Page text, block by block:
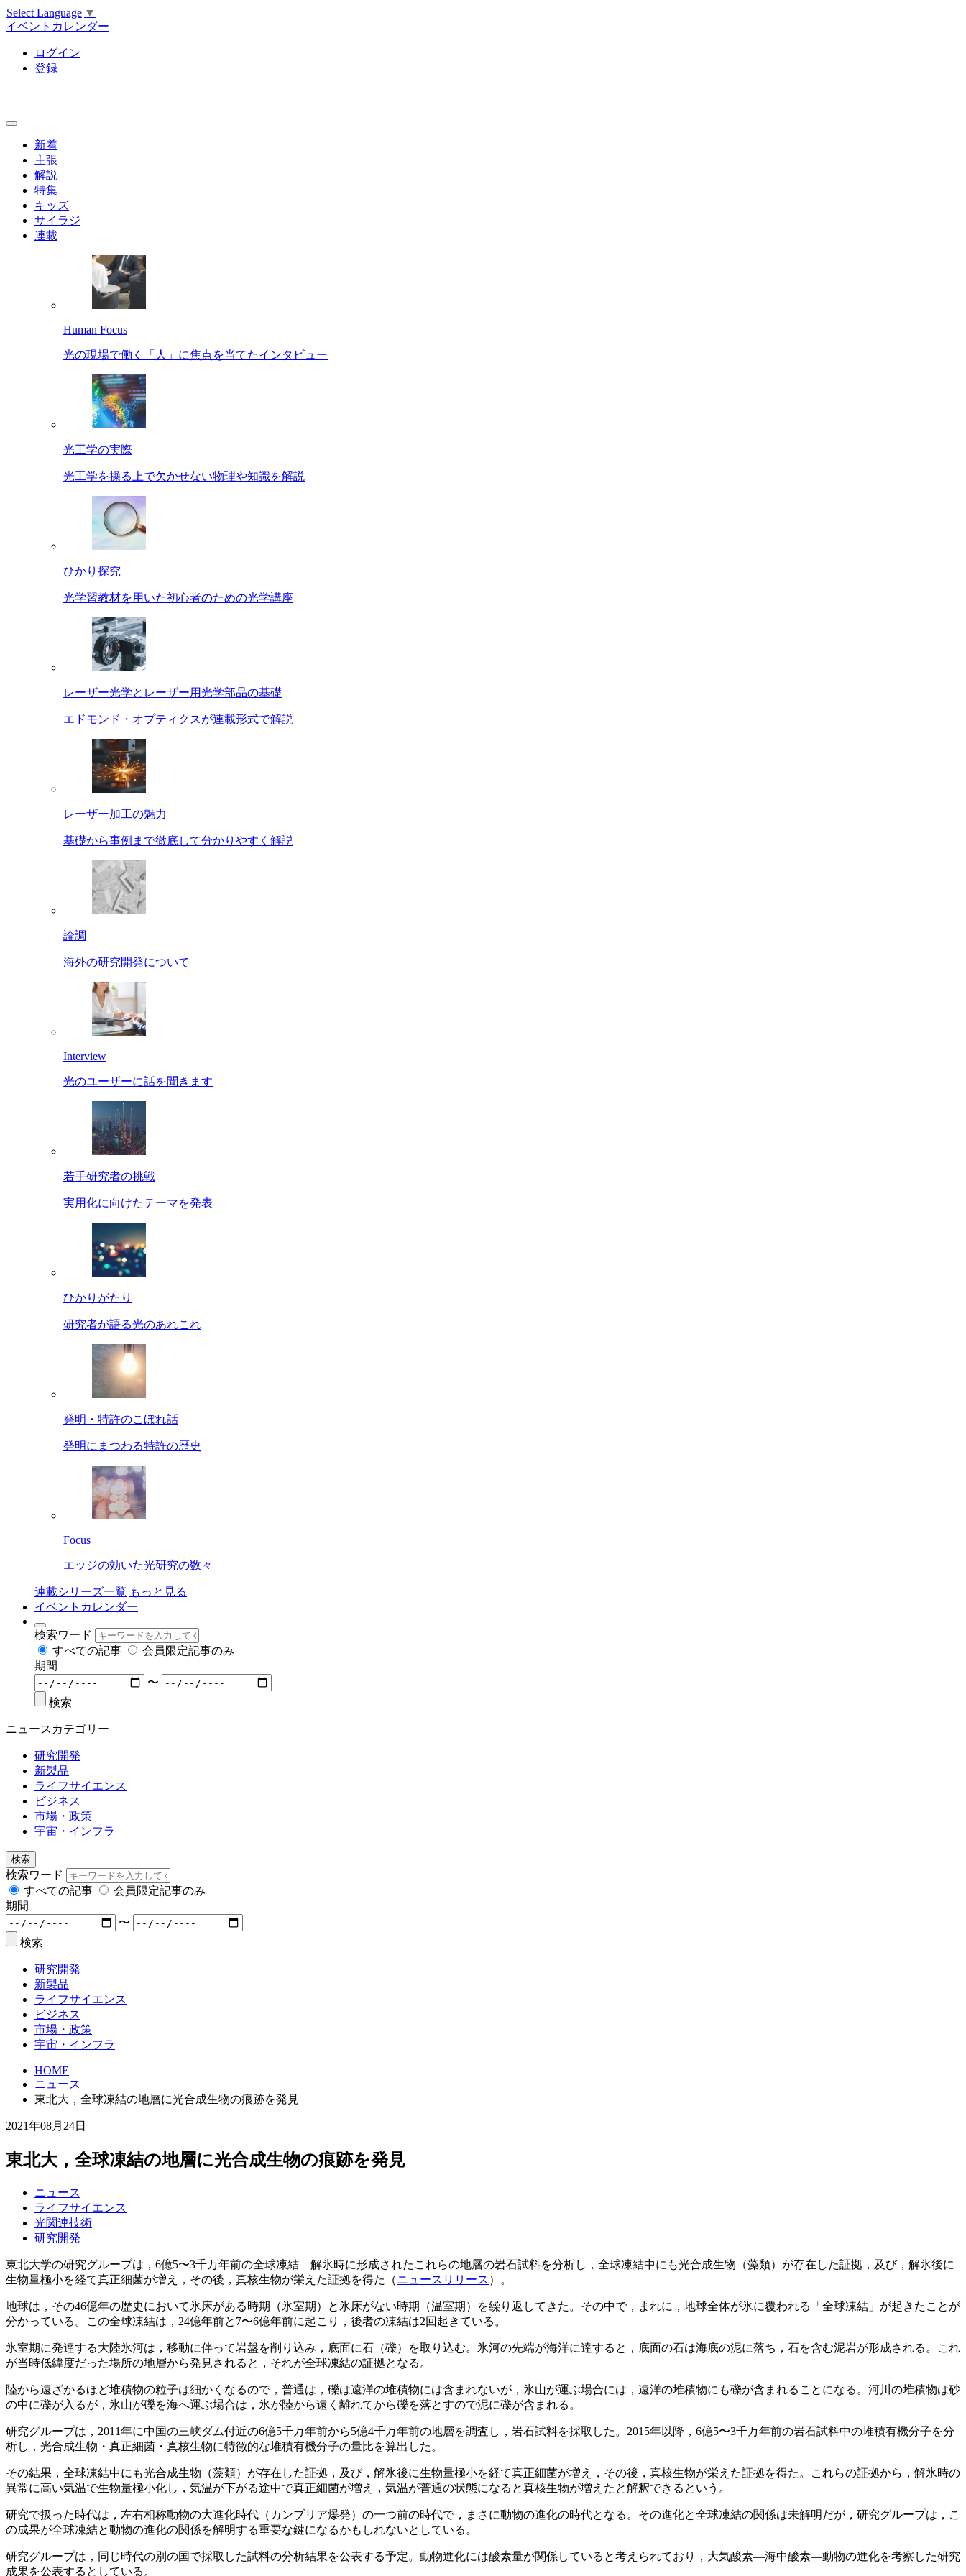
Select Language ▼
イベントカレンダー
ログイン
登録
新着
主張
解説
特集
キッズ
サイラジ
連載
Human Focus
光の現場で働く「人」に焦点を当てたインタビュー
光工学の実際
光工学を操る上で欠かせない物理や知識を解説
ひかり探究
光学習教材を用いた初心者のための光学講座
レーザー光学とレーザー用光学部品の基礎
エドモンド・オプティクスが連載形式で解説
レーザー加工の魅力
基礎から事例まで徹底して分かりやすく解説
論調
海外の研究開発について
Interview
光のユーザーに話を聞きます
若手研究者の挑戦
実用化に向けたテーマを発表
ひかりがたり
研究者が語る光のあれこれ
発明・特許のこぼれ話
発明にまつわる特許の歴史
Focus
エッジの効いた光研究の数々
連載シリーズ一覧 もっと見る
イベントカレンダー
検索ワード
すべての記事
会員限定記事のみ
期間
〜
検索
ニュースカテゴリー
研究開発
新製品
ライフサイエンス
ビジネス
市場・政策
宇宙・インフラ
検索
検索ワード
すべての記事
会員限定記事のみ
期間
〜
検索
研究開発
新製品
ライフサイエンス
ビジネス
市場・政策
宇宙・インフラ
HOME
ニュース
東北大，全球凍結の地層に光合成生物の痕跡を発見
2021年08月24日
東北大，全球凍結の地層に光合成生物の痕跡を発見
ニュース
ライフサイエンス
光関連技術
研究開発
東北大学の研究グループは，6億5〜3千万年前の全球凍結―解氷時に形成されたこれらの地層の岩石試料を分析し，全球凍結中にも光合成生物（藻類）が存在した証拠，及び，解氷後に
生物量極小を経て真正細菌が増え，その後，真核生物が栄えた証拠を得た（ニュースリリース ）。
地球は，その46億年の歴史において氷床がある時期（氷室期）と氷床がない時期（温室期）を繰り返してきた。その中で，まれに，地球全体が氷に覆われる「全球凍結」が起きたことが
分かっている。この全球凍結は，24億年前と7〜6億年前に起こり，後者の凍結は2回起きている。
氷室期に発達する大陸氷河は，移動に伴って岩盤を削り込み，底面に石（礫）を取り込む。氷河の先端が海洋に達すると，底面の石は海底の泥に落ち，石を含む泥岩が形成される。これ
が当時低緯度だった場所の地層から発見されると，それが全球凍結の証拠となる。
陸から遠ざかるほど堆積物の粒子は細かくなるので，普通は，礫は遠洋の堆積物には含まれないが，氷山が運ぶ場合には，遠洋の堆積物にも礫が含まれることになる。河川の堆積物は砂
の中に礫が入るが，氷山が礫を海へ運ぶ場合は，氷が陸から遠く離れてから礫を落とすので泥に礫が含まれる。
研究グループは，2011年に中国の三峡ダム付近の6億5千万年前から5億4千万年前の地層を調査し，岩石試料を採取した。2015年以降，6億5〜3千万年前の岩石試料中の堆積有機分子を分
析し，光合成生物・真正細菌・真核生物に特徴的な堆積有機分子の量比を算出した。
その結果，全球凍結中にも光合成生物（藻類）が存在した証拠，及び，解氷後に生物量極小を経て真正細菌が増え，その後，真核生物が栄えた証拠を得た。これらの証拠から，解氷時の
異常に高い気温で生物量極小化し，気温が下がる途中で真正細菌が増え，気温が普通の状態になると真核生物が増えたと解釈できるという。
研究で扱った時代は，左右相称動物の大進化時代（カンブリア爆発）の一つ前の時代で，まさに動物の進化の時代となる。その進化と全球凍結の関係は未解明だが，研究グループは，こ
の成果が全球凍結と動物の進化の関係を解明する重要な鍵になるかもしれないとしている。
研究グループは，同じ時代の別の国で採取した試料の分析結果を公表する予定。動物進化には酸素量が関係していると考えられており，大気酸素―海中酸素―動物の進化を考察した研究
成果を公表するとしている。